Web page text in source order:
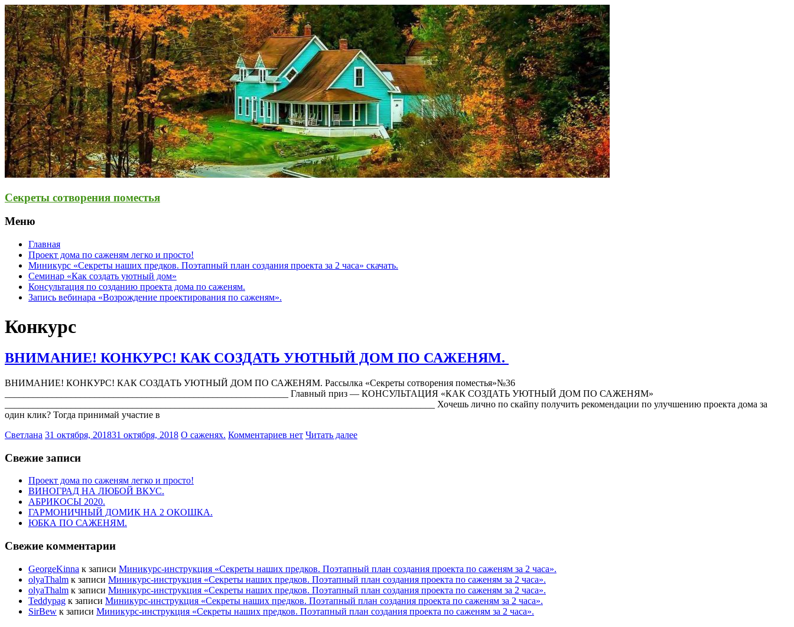
Секреты сотворения поместья
Меню
Главная
Проект дома по саженям легко и просто!
Миникурс «Секреты наших предков. Поэтапный план создания проекта за 2 часа» скачать.
Семинар «Как создать уютный дом»
Консультация по созданию проекта дома по саженям.
Запись вебинара «Возрождение проектирования по саженям».
Конкурс
ВНИМАНИЕ! КОНКУРС! КАК СОЗДАТЬ УЮТНЫЙ ДОМ ПО САЖЕНЯМ.
ВНИМАНИЕ! КОНКУРС! КАК СОЗДАТЬ УЮТНЫЙ ДОМ ПО САЖЕНЯМ. Рассылка «Секреты сотворения поместья»№36
____________________________________________________________ Главный приз — КОНСУЛЬТАЦИЯ «КАК СОЗДАТЬ УЮТНЫЙ ДОМ ПО САЖЕНЯМ»
___________________________________________________________________________________________ Хочешь лично по скайпу получить рекомендации по улучшению проекта дома за
один клик? Тогда принимай участие в
Светлана 31 октября, 201831 октября, 2018 О саженях. Комментариев нет Читать далее
Свежие записи
Проект дома по саженям легко и просто!
ВИНОГРАД НА ЛЮБОЙ ВКУС.
АБРИКОСЫ 2020.
ГАРМОНИЧНЫЙ ДОМИК НА 2 ОКОШКА.
ЮБКА ПО САЖЕНЯМ.
Свежие комментарии
GeorgeKinna к записи Миникурс-инструкция «Секреты наших предков. Поэтапный план создания проекта по саженям за 2 часа».
olyaThalm к записи Миникурс-инструкция «Секреты наших предков. Поэтапный план создания проекта по саженям за 2 часа».
olyaThalm к записи Миникурс-инструкция «Секреты наших предков. Поэтапный план создания проекта по саженям за 2 часа».
Teddypag к записи Миникурс-инструкция «Секреты наших предков. Поэтапный план создания проекта по саженям за 2 часа».
SirBew к записи Миникурс-инструкция «Секреты наших предков. Поэтапный план создания проекта по саженям за 2 часа».